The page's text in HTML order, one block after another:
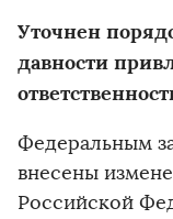
Уточнен
давности
Федеральным
внесены
Российской